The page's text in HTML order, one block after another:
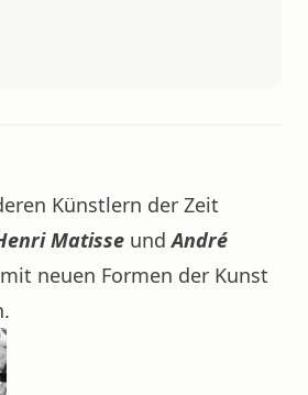
Künstlern der Zeit
Matisse undAndré
neuen Formen der Kunst